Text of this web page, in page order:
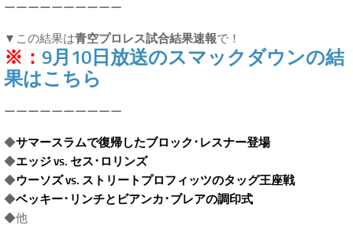
ーーーーーーーーーー
▼この結果は青空プロレス試合結果速報で！
※： 9月10日放送のスマックダウンの結
果はこちら
ーーーーーーーーーー
◆サマースラムで復帰したブロック･レスナー登場
◆エッジ vs. セス･ロリンズ
◆ウーソズ vs. ストリートプロフィッツのタッグ王座戦
◆ベッキー･リンチとビアンカ･ブレアの調印式
◆他